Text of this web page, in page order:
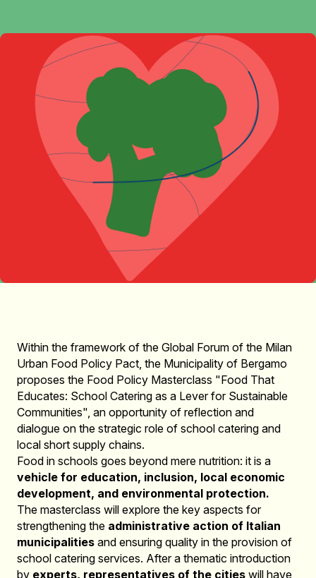
Within the framework of the Global Forum of the Milan
Urban Food Policy Pact, the Municipality of Bergamo
proposes the Food Policy Masterclass "Food That
Educates: School Catering as a Lever for Sustainable
Communities", an opportunity of reflection and
dialogue on the strategic role of school catering and
local short supply chains.
Food in schools goes beyond mere nutrition: it is a
vehicle for education, inclusion, local economic
development, and environmental protection.
The masterclass will explore the key aspects for
strengthening the administrative action of Italian
municipalities and ensuring quality in the provision of
school catering services. After a thematic introduction
by experts, representatives of the cities will have